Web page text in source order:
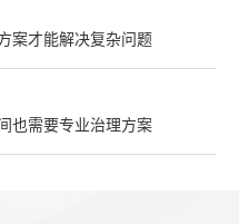
案才能解决复杂问题
也需要专业治理方案